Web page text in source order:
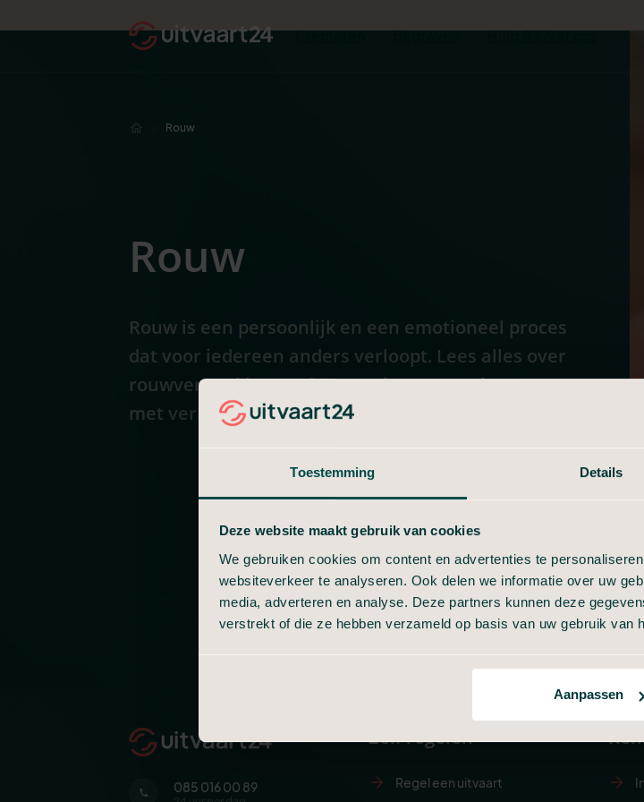
Toestemming Details
Deze website maakt gebruik van cookies
We gebruiken cookies om content en advertenties te
websiteverkeer te analyseren. Ook delen we informatie over uw
media, adverteren en analyse. Deze partners kunnen deze
verstrekt of die ze hebben verzameld op basis van uw gebruik van
Aanpassen
Cremeren Begraven Hulp & Over ons
Rouw
Rouw
Rouw is een persoonlijk en een emotioneel proces
dat voor iedereen anders verloopt. Lees alles over
rouwverwerking, ondersteuning en manieren om
met verlies om te gaan.
085 016 00 89
Zelf regelen
Regel een uitvaart